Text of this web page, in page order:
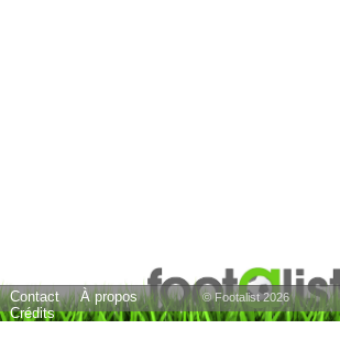
Contact
À propos
Crédits
© Footalist 2026